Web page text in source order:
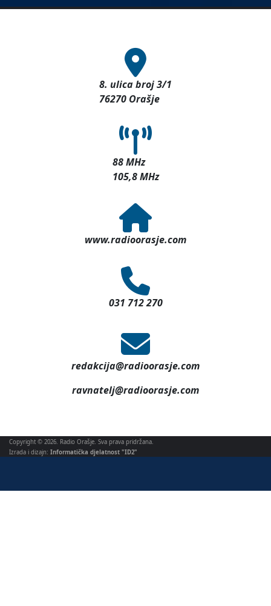
8. ulica broj 3/1
76270 Orašje
88 MHz
105,8 MHz
www.radioorasje.com
031 712 270
redakcija@radioorasje.com
ravnatelj@radioorasje.com
Copyright © 2026. Radio Orašje. Sva prava pridržana.
Izrada i dizajn: Informatička djelatnost "ID2"